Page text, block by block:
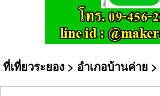
ที่เที่ยวระยอง > อำเภอบ้านค่าย